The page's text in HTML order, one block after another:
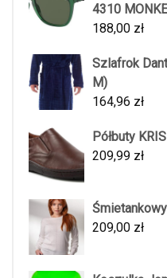
4310
188,00 zł
Szlafrok
M)
164,96 zł
Półbuty
209,99 zł
209,00 zł